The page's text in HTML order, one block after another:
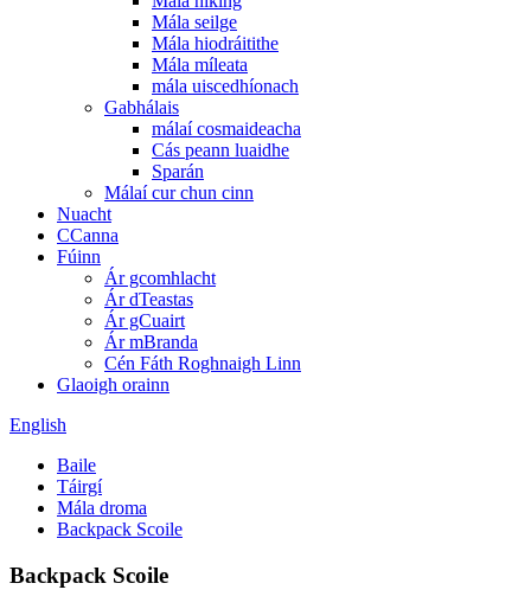
Mála seilge
Mála hiodráitithe
Mála míleata
mála uiscedhíonach
Gabhálais
málaí cosmaideacha
Cás peann luaidhe
Sparán
Málaí cur chun cinn
Nuacht
CCanna
Fúinn
Ár gcomhlacht
Ár dTeastas
Ár gCuairt
Ár mBranda
Cén Fáth Roghnaigh Linn
Glaoigh orainn
English
Baile
Táirgí
Mála droma
Backpack Scoile
Backpack Scoile